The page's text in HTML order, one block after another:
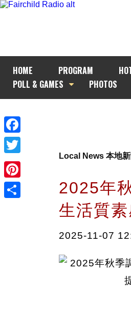
HOME PROGRAM
POLL & GAMES
PHOTOS
Facebook
Twitter
Pinterest
Local News 本地新
2025年
生活質
2025-11-07